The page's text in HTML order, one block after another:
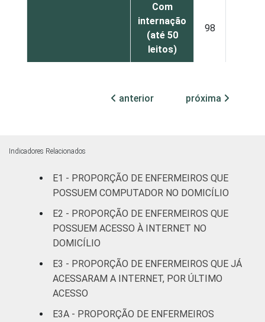
Com
internação
(até 50
leitos)
98
internação
99
FAIXA ETÁRIA
31 a 40
anos
98
LOCALIZAÇÃO Capital 98
Interior 97
anterior próxima
Indicadores Relacionados
E1 - PROPORÇÃO DE ENFERMEIROS QUE
POSSUEM COMPUTADOR NO DOMICÍLIO
E2 - PROPORÇÃO DE ENFERMEIROS QUE
POSSUEM ACESSO À INTERNET NO
DOMICÍLIO
E3 - PROPORÇÃO DE ENFERMEIROS QUE JÁ
ACESSARAM A INTERNET, POR ÚLTIMO
ACESSO
E3A - PROPORÇÃO DE ENFERMEIROS